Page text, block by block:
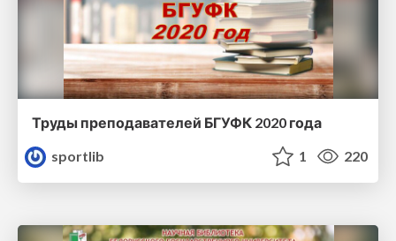
Труды преподавателей БГУФК 2020 года
sportlib
1 220